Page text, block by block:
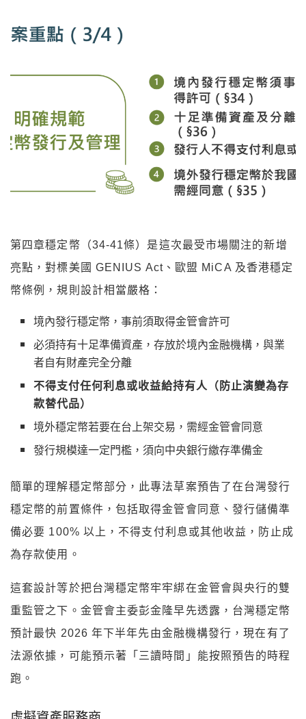
第四章穩定幣（34-41條）是這次最受市場關注的新增
境內發行穩定幣，事前須取得金管會許可
必須持有十足準備資產，存放於境內金融機構，與業
者自有財產完全分離
不得支付任何利息或收益給持有人（防止演變為存
款替代品）
境外穩定幣若要在台上架交易，需經金管會同意
發行規模達一定門檻，須向中央銀行繳存準備金
簡單的理解穩定幣部分，此專法草案預告了在台灣發行
穩定幣的前置條件，包括取得金管會同意、發行儲備準
為存款使用。
這套設計等於把台灣穩定幣牢牢綁在金管會與央行的雙
重監管之下。金管會主委彭金隆早先透露，台灣穩定幣
法源依據，可能預示著「三讀時間」能按照預告的時程
跑。
虛擬資產服務商
第二章（§6-28）是整部法的核心。業者按功能分為四